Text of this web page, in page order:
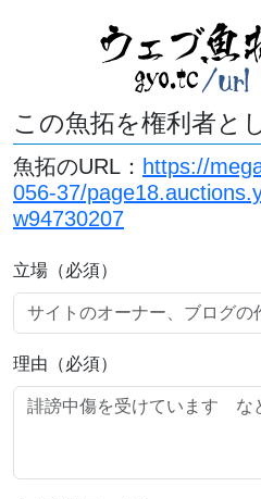
この魚拓を権利者と
魚拓のURL： https://
056-37/
w94730207
立場（必須）
理由（必須）